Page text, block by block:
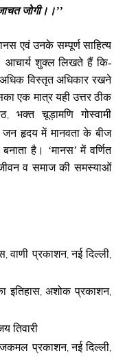
जोगी।।’’
एवं उनके सम्पूर्ण साहित्य
आचार्य शुक्ल लिखते हैं कि-
विस्तृत अधिकार रखने
एक मात्र यही उत्तर ठीक
, भक्त चूड़ामणि गोस्वामी
जन हृदय में मानवता के बीज
है। ‘मानस’ में वर्णित
व समाज की समस्याओं
,वाणी प्रकाशन, नई दिल्ली,
इतिहास, अशोक प्रकाशन,
तिवारी
प्रकाशन, नई दिल्ली,